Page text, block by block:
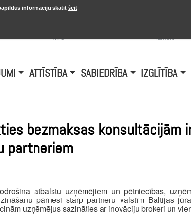
m/s
izmērs
ATTĪSTĪBA SABIEDRĪBA IZGLĪTĪBA
bezmaksas konsultācijām
partneriem
atbalstu uzņēmējiem un pētniecības,
pārnesi starp partneru valstīm Baltijas
uzņēmējus sazināties ar inovāciju brokeri un
informāciju skatīt šeit